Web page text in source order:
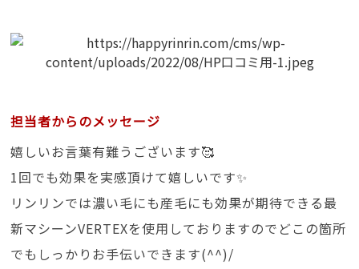
担当者からのメッセージ
嬉しいお言葉有難うございます🥰
1回でも効果を実感頂けて嬉しいです✨
リンリンでは濃い毛にも産毛にも効果が期待できる最
新マシーンVERTEXを使用しておりますのでどこの箇所
でもしっかりお手伝いできます(^^)/